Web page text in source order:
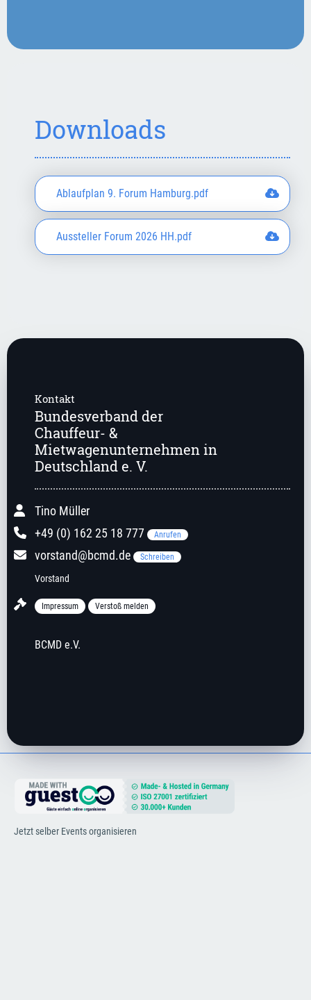
Downloads
Ablaufplan 9. Forum Hamburg.pdf
Aussteller Forum 2026 HH.pdf
Kontakt
Bundesverband der
Chauffeur- &
Mietwagenunternehmen in
Deutschland e. V.
Tino Müller
+49 (0) 162 25 18 777
Anrufen
vorstand@bcmd.de Schreiben
Vorstand
Impressum Verstoß melden
BCMD e.V.
Jetzt selber Events organisieren